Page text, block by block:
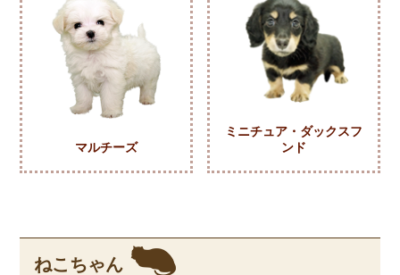
マルチーズ
ミニチュア・ダックスフ
ンド
ねこちゃん